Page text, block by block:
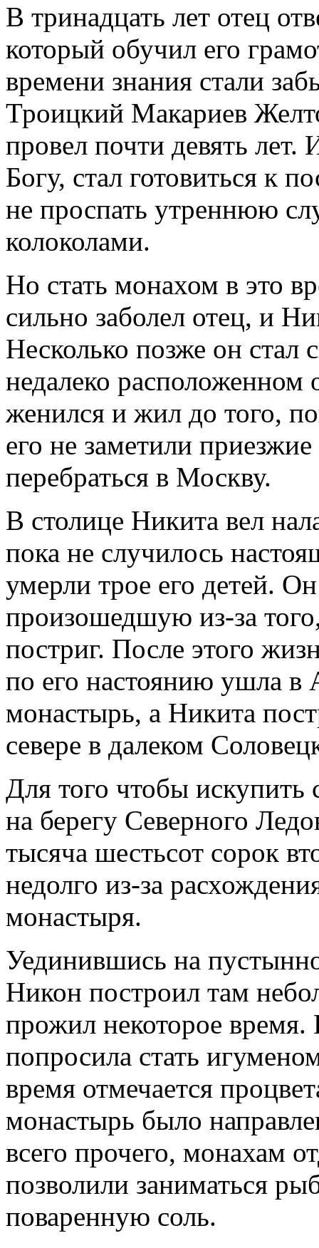
В тринадцать лет отец
который обучил его
времени знания стали
Троицкий Макариев
провел почти девять
Богу, стал готовиться к
не проспать утреннюю
колоколами.
Но стать монахом в это
сильно заболел отец, и
Несколько позже он стал
недалеко расположенном
женился и жил до того,
его не заметили
перебраться в Москву.
В столице Никита вел
пока не случилось
умерли трое его детей.
произошедшую из-за
постриг. После этого
по его настоянию ушла в
монастырь, а Никита
севере в далеком
Для того чтобы искупить
на берегу Северного
тысяча шестьсот сорок
недолго из-за
монастыря.
Уединившись на
Никон построил там
прожил некоторое время.
попросила стать
время отмечается
монастырь было
всего прочего, монахам
позволили заниматься
поваренную соль.